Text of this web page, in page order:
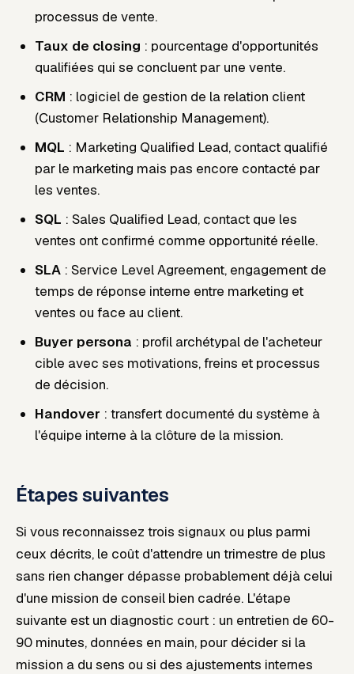
processus de vente.
Taux de closing : pourcentage d'opportunités
qualifiées qui se concluent par une vente.
CRM : logiciel de gestion de la relation client
(Customer Relationship Management).
MQL : Marketing Qualified Lead, contact qualifié
par le marketing mais pas encore contacté par
les ventes.
SQL : Sales Qualified Lead, contact que les
ventes ont confirmé comme opportunité réelle.
SLA : Service Level Agreement, engagement de
temps de réponse interne entre marketing et
ventes ou face au client.
Buyer persona : profil archétypal de l'acheteur
cible avec ses motivations, freins et processus
de décision.
Handover : transfert documenté du système à
l'équipe interne à la clôture de la mission.
Étapes suivantes
Si vous reconnaissez trois signaux ou plus parmi
ceux décrits, le coût d'attendre un trimestre de plus
sans rien changer dépasse probablement déjà celui
d'une mission de conseil bien cadrée. L'étape
suivante est un diagnostic court : un entretien de 60-
90 minutes, données en main, pour décider si la
mission a du sens ou si des ajustements internes